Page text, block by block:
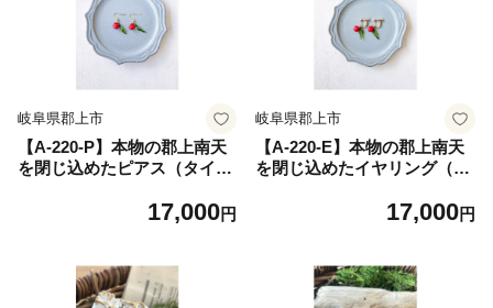
岐阜県郡上市
【A-220-P】本物の郡上南天
を閉じ込めたピアス（タイプ
レディースジュエリー アクセ
17,000円
岐阜県郡上市
【A-220-E】本物の郡上南天
を閉じ込めたイヤリング（タ
17,000円